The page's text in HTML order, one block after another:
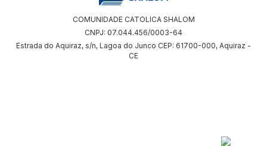
COMUNIDADE CATOLICA SHALOM
CNPJ: 07.044.456/0003-64
Estrada do Aquiraz, s/n, Lagoa do Junco CEP: 61700-000, Aquiraz -
CE